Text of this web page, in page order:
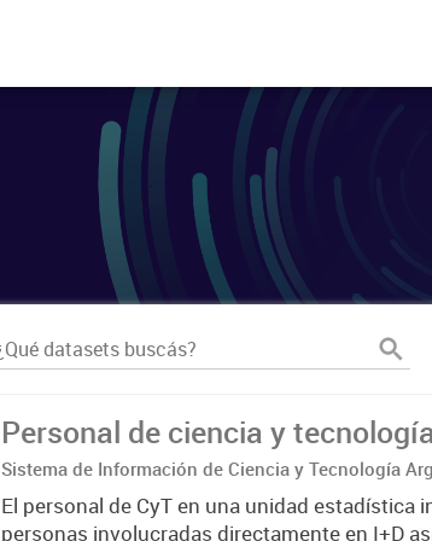
Personal de ciencia y
Sistema de Información de Ciencia y Tecnología
El personal de CyT en una unidad estadística
personas involucradas directamente en I+D